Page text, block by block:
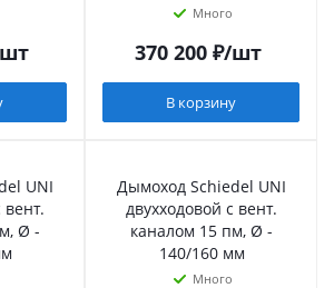
Много
370 200₽/шт
В корзину
UNI
вент.
Ø -
Дымоход Schiedel UNI
двухходовой с вент.
каналом 15 пм, Ø -
140/160 мм
Много